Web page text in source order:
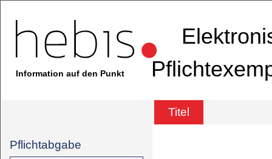
Information auf den Punkt
Titel
Pflichtabgabe